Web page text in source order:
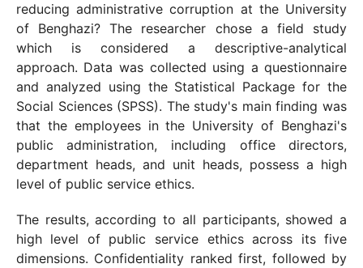
reducing administrative corruption at the University
of Benghazi? The researcher chose a field study
which is considered a descriptive-analytical
approach. Data was collected using a questionnaire
and analyzed using the Statistical Package for the
Social Sciences (SPSS). The study's main finding was
that the employees in the University of Benghazi's
public administration, including office directors,
department heads, and unit heads, possess a high
level of public service ethics.
The results, according to all participants, showed a
high level of public service ethics across its five
dimensions. Confidentiality ranked first, followed by